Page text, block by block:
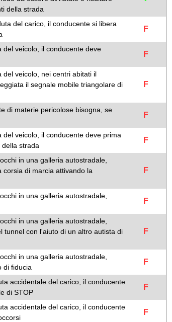
della strada
del carico, il conducente si libera
F
veicolo, il conducente deve
F
veicolo, nei centri abitati il
il segnale mobile triangolare di
F
di materie pericolose bisogna, se
F
veicolo, il conducente deve prima
strada
F
in una galleria autostradale,
di marcia attivando la
F
in una galleria autostradale,
F
in una galleria autostradale,
tunnel con l'aiuto di un altro autista di
F
in una galleria autostradale,
di fiducia
F
accidentale del carico, il conducente
di STOP
F
accidentale del carico, il conducente
F